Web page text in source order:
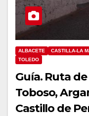
ALBACETE CASTILLA-LA
TOLEDO
Guía. Ruta de
Toboso,
Castillo de